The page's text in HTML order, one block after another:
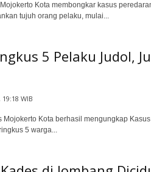
Kota membongkar kasus
tujuh orang pelaku, mulai...
5 Pelaku Judol,
WIB
Mojokerto Kota berhasil mengungkap
5 warga...